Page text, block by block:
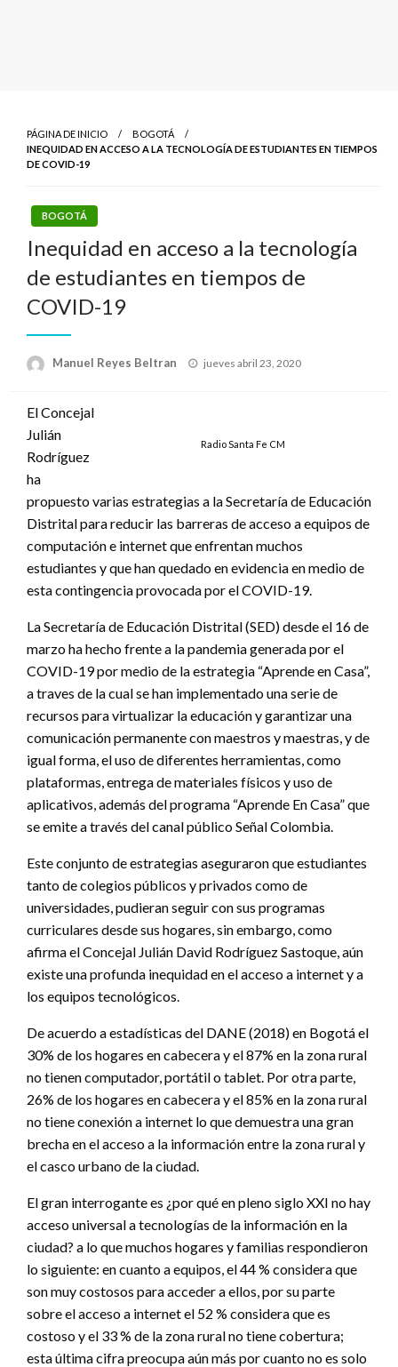
PÁGINA DE INICIO
BOGOTÁ
INEQUIDAD EN ACCESO A LA TECNOLOGÍA DE ESTUDIANTES EN TIEMPOS
DE COVID-19
BOGOTÁ
Inequidad en acceso a la tecnología
de estudiantes en tiempos de
COVID-19
Manuel Reyes Beltran
Publicado
jueves abril 23, 2020
Radio Santa Fe CM
El Concejal
Julián
Rodríguez
ha
propuesto varias estrategias a la Secretaría de Educación
Distrital para reducir las barreras de acceso a equipos de
computación e internet que enfrentan muchos
estudiantes y que han quedado en evidencia en medio de
esta contingencia provocada por el COVID-19.
La Secretaría de Educación Distrital (SED) desde el 16 de
marzo ha hecho frente a la pandemia generada por el
COVID-19 por medio de la estrategia “Aprende en Casa”,
a traves de la cual se han implementado una serie de
recursos para virtualizar la educación y garantizar una
comunicación permanente con maestros y maestras, y de
igual forma, el uso de diferentes herramientas, como
plataformas, entrega de materiales físicos y uso de
aplicativos, además del programa “Aprende En Casa” que
se emite a través del canal público Señal Colombia.
Este conjunto de estrategias aseguraron que estudiantes
tanto de colegios públicos y privados como de
universidades, pudieran seguir con sus programas
curriculares desde sus hogares, sin embargo, como
afirma el Concejal Julián David Rodríguez Sastoque, aún
existe una profunda inequidad en el acceso a internet y a
los equipos tecnológicos.
De acuerdo a estadísticas del DANE (2018) en Bogotá el
30% de los hogares en cabecera y el 87% en la zona rural
no tienen computador, portátil o tablet. Por otra parte,
26% de los hogares en cabecera y el 85% en la zona rural
no tiene conexión a internet lo que demuestra una gran
brecha en el acceso a la información entre la zona rural y
el casco urbano de la ciudad.
El gran interrogante es ¿por qué en pleno siglo XXI no hay
acceso universal a tecnologías de la información en la
ciudad? a lo que muchos hogares y familias respondieron
lo siguiente: en cuanto a equipos, el 44 % considera que
son muy costosos para acceder a ellos, por su parte
sobre el acceso a internet el 52 % considera que es
costoso y el 33 % de la zona rural no tiene cobertura;
esta última cifra preocupa aún más por cuanto no es solo